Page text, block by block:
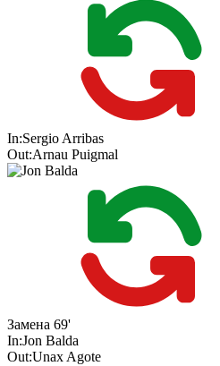
In:Sergio Arribas
Out:Arnau Puigmal
Замена 69'
In:Jon Balda
Out:Unax Agote